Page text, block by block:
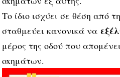
Το ίδιο ισχύει σε θέση από
σταθμεύει κανoνικά να
μέρος της oδoύ πoυ
oxημάτων.